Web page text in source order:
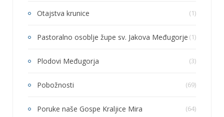
Otajstva krunice (1)
Pastoralno osoblje župe sv. Jakova Međugorje (1)
Plodovi Međugorja (3)
Pobožnosti (69)
Poruke naše Gospe Kraljice Mira (64)